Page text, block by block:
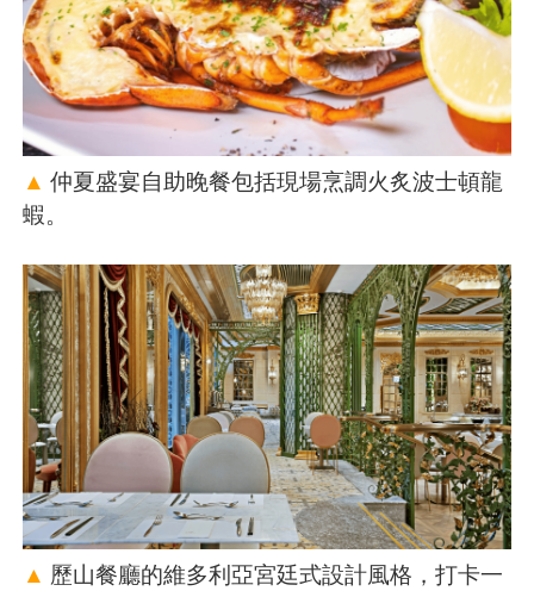
▲ 仲夏盛宴自助晚餐包括現場烹調火炙波士頓龍
蝦。
▲ 歷山餐廳的維多利亞宮廷式設計風格，打卡一